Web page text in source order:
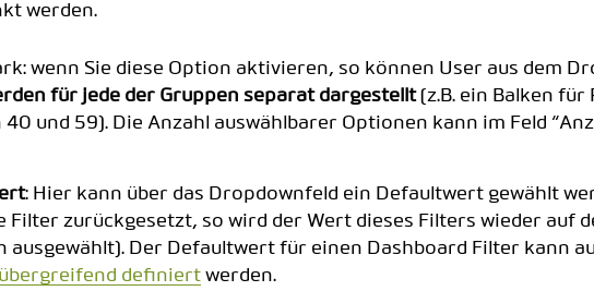
werden.
wenn Sie diese Option aktivieren, so können User aus dem
für jede der Gruppen separat dargestellt(z.B. ein Balken für
40 und 59). Die Anzahl auswählbarer Optionen kann im Feld
: Hier kann über das Dropdownfeld ein Defaultwert gewählt
Filter zurückgesetzt, so wird der Wert dieses Filters wieder
ausgewählt). Der Defaultwert für einen Dashboard Filter kann
definiert werden.